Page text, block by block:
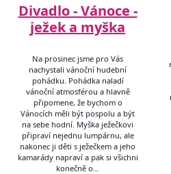
Divadlo - Vánoce -
ježek a myška
Na prosinec jsme pro Vás
nachystali vánoční hudební
pohádku. Pohádka naladí
vánoční atmosférou a hlavně
připomene, že bychom o
Vánocích měli být pospolu a být
na sebe hodní. Myška ježečkovi
připraví nejednu lumpárnu, ale
nakonec ji děti s ježečkem a jeho
kamarády napraví a pak si všichni
konečně o…